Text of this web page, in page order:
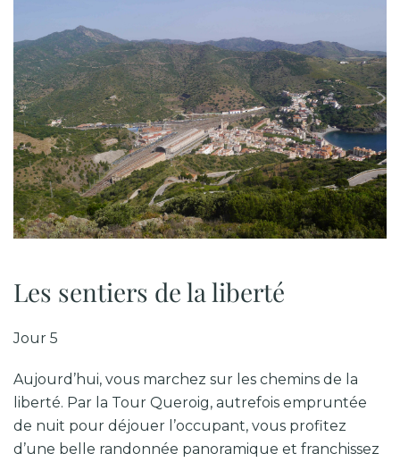
Les sentiers de la liberté
Jour 5
Aujourd’hui, vous marchez sur les chemins de la
liberté. Par la Tour Queroig, autrefois empruntée
de nuit pour déjouer l’occupant, vous profitez
d’une belle randonnée panoramique et franchissez